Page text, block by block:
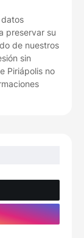
preservar su
de nuestros
sin
Piriápolis no